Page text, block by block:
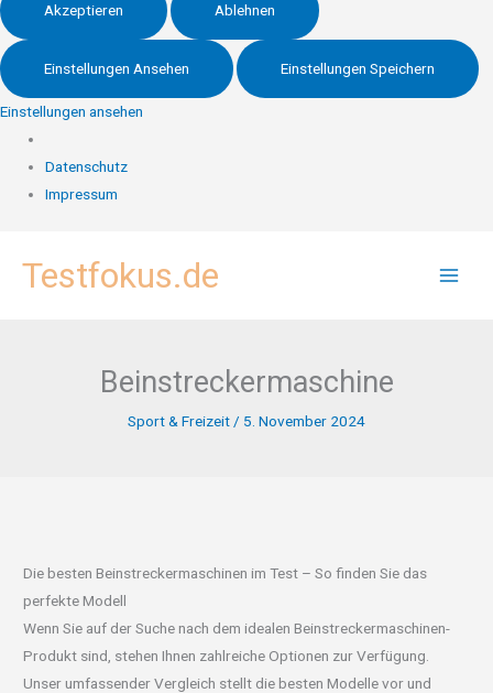
Akzeptieren Ablehnen
Einstellungen Ansehen Einstellungen Speichern
Einstellungen ansehen
Datenschutz
Impressum
InhaltTestfokus.de
Beinstreckermaschine
Sport & Freizeit / 5. November 2024
Die besten Beinstreckermaschinen im Test – So finden Sie das
perfekte Modell
Wenn Sie auf der Suche nach dem idealen Beinstreckermaschinen-
Produkt sind, stehen Ihnen zahlreiche Optionen zur Verfügung.
Unser umfassender Vergleich stellt die besten Modelle vor und